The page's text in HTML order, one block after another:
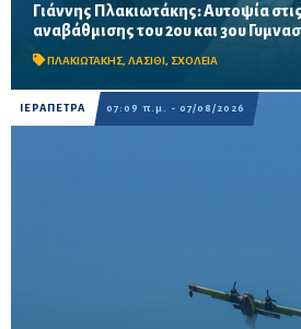
Γιάννης Πλακιωτάκης: Αυτοψία
αναβάθμισης του 2ου και 3ου
ΠΛΑΚΙΩΤΑΚΗΣ, ΛΑΣΙΘΙ, ΣΧΟΛΕΙΑ
Οι παρεμβάσεις του προγράμματος
αναμένεται να ολοκληρωθούν πριν από
Προβλέπονται ανακαινίσεις αιθουσών,
ΙΕΡΑΠΕΤΡΑ 07:09 π.μ. - 07/08/2026